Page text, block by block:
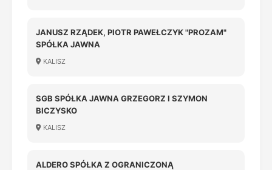
JANUSZ RZĄDEK, PIOTR PAWEŁCZYK "PROZAM"
SPÓŁKA JAWNA
KALISZ
SGB SPÓŁKA JAWNA GRZEGORZ I SZYMON
BICZYSKO
KALISZ
ALDERO SPÓŁKA Z OGRANICZONĄ